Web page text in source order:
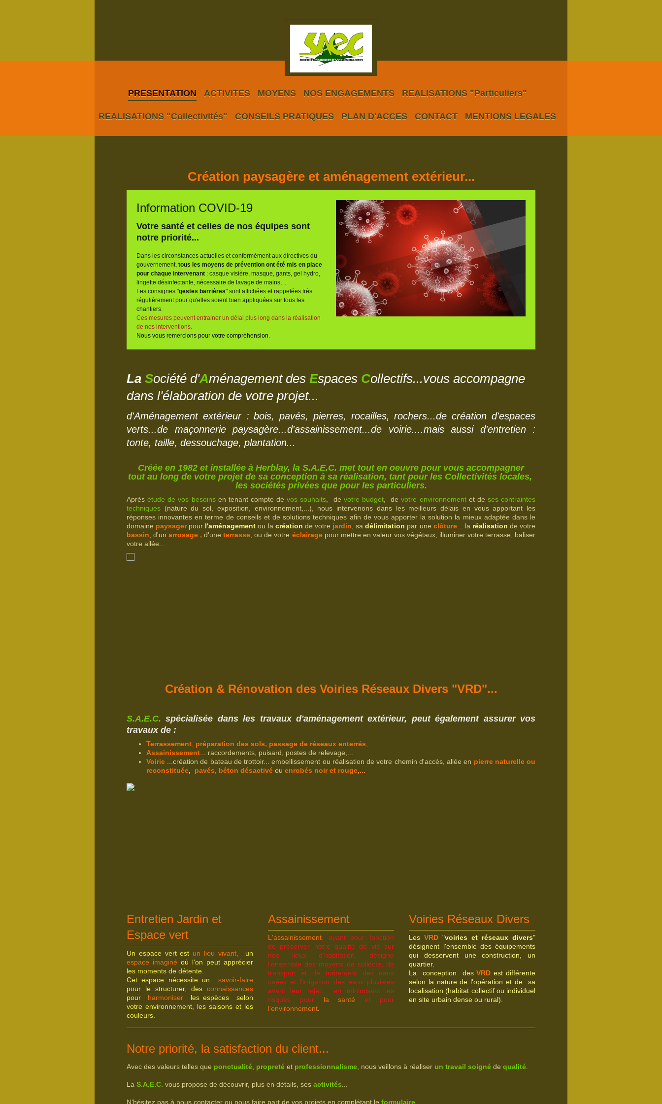
PRESENTATION ACTIVITES MOYENS NOS ENGAGEMENTS REALISATIONS "Particuliers"
REALISATIONS "Collectivités" CONSEILS PRATIQUES PLAN D'ACCES CONTACT MENTIONS LEGALES
Création paysagère et aménagement extérieur...
Information COVID-19
Votre santé et celles de nos équipes sont
notre priorité...
Dans les circonstances actuelles et conformément aux directives du
gouvernement, tous les moyens de prévention ont été mis en place
pour chaque intervenant : casque visière, masque, gants, gel hydro,
lingette désinfectante, nécessaire de lavage de mains, ...
Les consignes "gestes barrières" sont affichées et rappelées très
régulièrement pour qu'elles soient bien appliquées sur tous les
chantiers.
Ces mesures peuvent entrainer un délai plus long dans la réalisation
de nos interventions.
Nous vous remercions pour votre compréhension.
La Société d'Aménagement des Espaces Collectifs...vous accompagne
dans l'élaboration de votre projet...
d'Aménagement extérieur : bois, pavés, pierres, rocailles, rochers...de création d'espaces
verts...de maçonnerie paysagère...d'assainissement...de voirie....mais aussi d'entretien :
tonte, taille, dessouchage, plantation...
Créée en 1982 et installée à Herblay, la S.A.E.C. met tout en oeuvre pour vous accompagner
tout au long de votre projet de sa conception à sa réalisation, tant pour les Collectivités locales,
les sociétés privées que pour les particuliers.
Aprèsétude de vos besoinsen tenant compte devos souhaits , de votre budget, devotre environnementet de ses contraintes
techniques (nature du sol, exposition, environnement,...), nous intervenons dans les meilleurs délais en vous apportant les
réponses innovantes en terme de conseils et de solutions techniques afin de vous apporter la solution la mieux adaptée dans le
domaine paysagerpour l'aménagement ou la création de votre jardin ,sa délimitation par une clôture... la réalisation de votre
bassin , d'un arrosage , d'une terrasse , ou de votre éclairagepour mettre en valeur vos végétaux, illuminer votre terrasse, baliser
votre allée...
Création & Rénovation des Voiries Réseaux Divers "VRD"...
S.A.E.C. spécialisée dans les travaux d'aménagementextérieur, peut également assurer vos
travaux de :
Terrassement préparation des sols, passage de réseaux enterrés
Assainissement ... raccordements, puisard, postes de relevage,...
Voirie
...création de bateau de trottoir... embellissement ou réalisation de votre chemin d'accès, allée en pierre naturelle ou
reconstituée, pavés, béton désactivé ou enrobés noir et rouge,...
Entretien Jardin et
Espace vert
Un espace vert est un lieu vivant,
un
espace imaginé où l'on peut apprécier
les moments de détente.
Cet espace nécessite un
savoir-faire
pour le structurer, des connaissances
pour
harmoniser
les espèces selon
votre environnement, les saisons et les
couleurs.
Assainissement
L'assainissement, ayant pour fonction
de préserver notre qualité de vie sur
nos lieux d'habitation, désigne
l'ensemble des moyens de collecte, de
transport et de traitement des eaux
usées et l'irrigation des eaux pluviales
avant leur rejet, en minimisant les
risques pour
la santé et
pour
l'environnement.
Voiries Réseaux Divers
Les VRD "voiries et réseaux divers"
désignent l'ensemble des équipements
qui desservent une construction, un
quartier.
La conception des VRD est différente
selon la nature de l'opération et de sa
localisation (habitat collectif ou individuel
en site urbain dense ou rural).
Notre priorité, la satisfaction du client...
Avec des valeurs telles que ponctualité propreté et professionnalisme , nous veillons à réaliser un travail soigné de qualité
La S.A.E.C. vous propose de découvrir, plus en détails, ses activités
N'hésitez pas à nous contacter ou nous faire part de vos projets en complétant le formulaire